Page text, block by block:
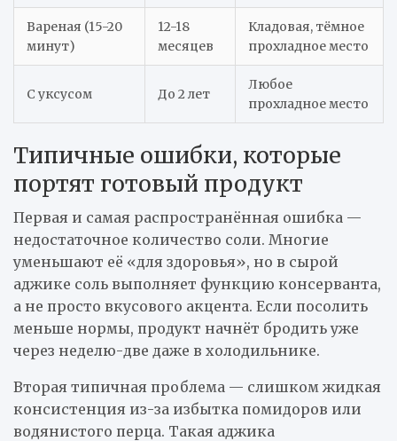
Вареная (15-20
минут)
12-18
месяцев
Кладовая, тёмное
прохладное место
С уксусом До 2 лет
Любое
прохладное место
Типичные ошибки, которые
портят готовый продукт
Первая и самая распространённая ошибка —
недостаточное количество соли. Многие
уменьшают её «для здоровья», но в сырой
аджике соль выполняет функцию консерванта,
а не просто вкусового акцента. Если посолить
меньше нормы, продукт начнёт бродить уже
через неделю-две даже в холодильнике.
Вторая типичная проблема — слишком жидкая
консистенция из-за избытка помидоров или
водянистого перца. Такая аджика